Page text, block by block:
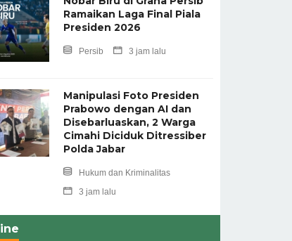
Ramaikan Laga Final Piala
Presiden 2026
Persib 3 jam lalu
Manipulasi Foto Presiden
Prabowo dengan AI dan
Disebarluaskan, 2 Warga
Cimahi Diciduk Ditressiber
Polda Jabar
Hukum dan Kriminalitas
3 jam lalu